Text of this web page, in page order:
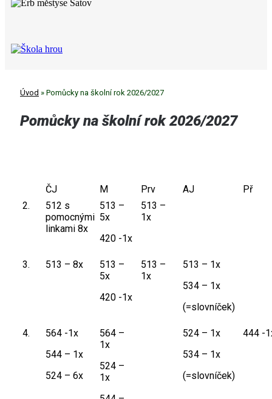
Úvod » Pomůcky na školní rok 2026/2027
Pomůcky na školní rok 2026/2027
ČJ M Prv AJ
Př
2.
512 s
pomocnými
linkami 8x
513 –
5x
420 -1x
513 –
1x
3. 513 – 8x
513 –
5x
420 -1x
513 –
1x
513 – 1x
534 – 1x
(=slovníček)
4.
564 -1x
544 – 1x
524 – 6x
564 –
1x
524 –
1x
524 – 1x
534 – 1x
(=slovníček)
444 -